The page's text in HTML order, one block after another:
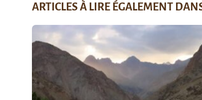
ARTICLES À LIRE ÉGALEMENT